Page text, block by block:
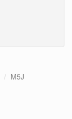
M5J